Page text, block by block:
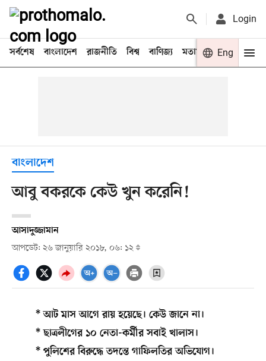
Login
সর্বশেষ বাংলাদেশ রাজনীতি বিশ্ব বাণিজ্য মতামত খেলা
Eng
বাংলাদেশ
আবু বকরকে কেউ খুন করেনি!
আসাদুজ্জামান
আপডেট: ২৬ জানুয়ারি ২০১৮, ০৬: ১২
* আট মাস আগে রায় হয়েছে। কেউ জানে না।
* ছাত্রলীগের ১০ নেতা-কর্মীর সবাই খালাস।
* পুলিশের বিরুদ্ধে তদন্তে গাফিলতির অভিযোগ।